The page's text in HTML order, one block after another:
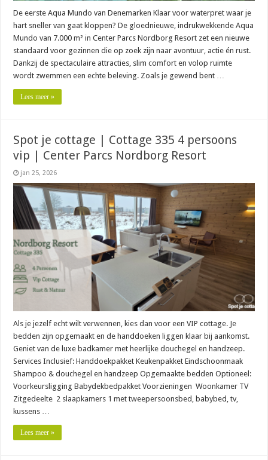
De eerste Aqua Mundo van Denemarken Klaar voor waterpret waar je
hart sneller van gaat kloppen? De gloednieuwe, indrukwekkende Aqua
Mundo van 7.000 m² in Center Parcs Nordborg Resort zet een nieuwe
standaard voor gezinnen die op zoek zijn naar avontuur, actie én rust.
Dankzij de spectaculaire attracties, slim comfort en volop ruimte
wordt zwemmen een echte beleving. Zoals je gewend bent …
Lees meer »
Spot je cottage | Cottage 335 4 persoons
vip | Center Parcs Nordborg Resort
jan 25, 2026
Als je jezelf echt wilt verwennen, kies dan voor een VIP cottage. Je
bedden zijn opgemaakt en de handdoeken liggen klaar bij aankomst.
Geniet van de luxe badkamer met heerlijke douchegel en handzeep.
Services Inclusief: Handdoekpakket Keukenpakket Eindschoonmaak
Shampoo & douchegel en handzeep Opgemaakte bedden Optioneel:
Voorkeursligging Babydekbedpakket Voorzieningen Woonkamer TV
Zitgedeelte 2 slaapkamers 1 met tweepersoonsbed, babybed, tv,
kussens …
Lees meer »